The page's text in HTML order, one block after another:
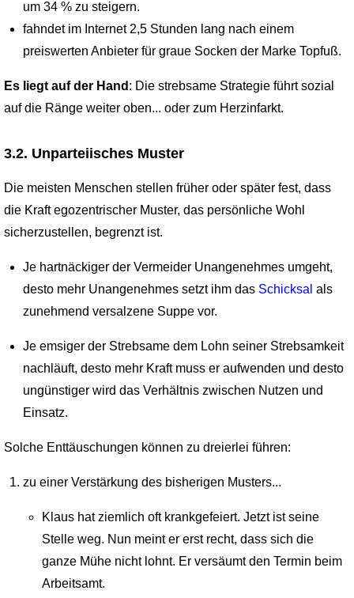
um 34 % zu steigern.
fahndet im Internet 2,5 Stunden lang nach einem
preiswerten Anbieter für graue Socken der Marke Topfuß.
Es liegt auf der Hand : Die strebsame Strategie führt sozial
auf die Ränge weiter oben... oder zum Herzinfarkt.
3.2. Unparteiisches Muster
Die meisten Menschen stellen früher oder später fest, dass
die Kraft egozentrischer Muster, das persönliche Wohl
sicherzustellen, begrenzt ist.
Je hartnäckiger der Vermeider Unangenehmes umgeht,
desto mehr Unangenehmes setzt ihm das Schicksal als
zunehmend versalzene Suppe vor.
Je emsiger der Strebsame dem Lohn seiner Strebsamkeit
nachläuft, desto mehr Kraft muss er aufwenden und desto
ungünstiger wird das Verhältnis zwischen Nutzen und
Einsatz.
Solche Enttäuschungen können zu dreierlei führen:
zu einer Verstärkung des bisherigen Musters...
Klaus hat ziemlich oft krankgefeiert. Jetzt ist seine
Stelle weg. Nun meint er erst recht, dass sich die
ganze Mühe nicht lohnt. Er versäumt den Termin beim
Arbeitsamt.